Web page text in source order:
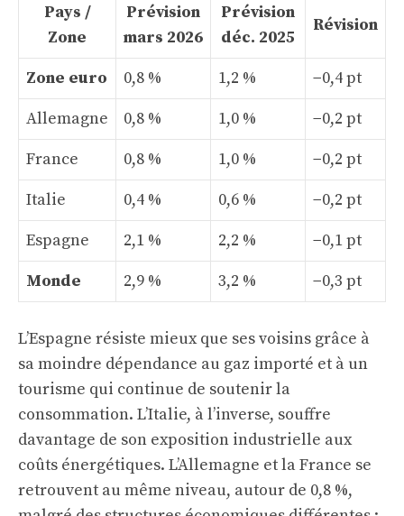
Pays /
Zone
Prévision
mars 2026
Prévision
déc. 2025
Révision
Zone euro 0,8 % 1,2 %
−0,4 pt
Allemagne
0,8 % 1,0 %
−0,2 pt
France
0,8 % 1,0 %
−0,2 pt
Italie
0,4 % 0,6 %
−0,2 pt
Espagne
2,1 % 2,2 %
−0,1 pt
Monde
2,9 % 3,2 % −0,3 pt
L’Espagne résiste mieux que ses voisins grâce à
sa moindre dépendance au gaz importé et à un
tourisme qui continue de soutenir la
consommation. L’Italie, à l’inverse, souffre
davantage de son exposition industrielle aux
coûts énergétiques. L’Allemagne et la France se
retrouvent au même niveau, autour de 0,8 %,